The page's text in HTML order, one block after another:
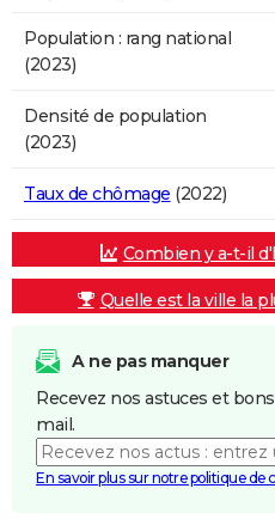
Population : rang national
(2023)
Densité de population
(2023)
Taux de chômage (2022)
Combien y a-t-il
Quelle est la ville la
A ne pas manquer
Recevez nos astuces et
mail.
En savoir plus sur notre politique de